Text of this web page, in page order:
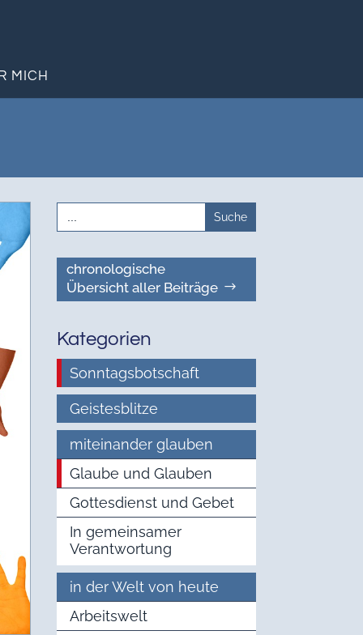
MICH
Search
for:
chronologische
Übersicht aller Beiträge
Kategorien
Sonntagsbotschaft
Geistesblitze
miteinander glauben
Glaube und Glauben
Gottesdienst und Gebet
In gemeinsamer
Verantwortung
in der Welt von heute
Arbeitswelt